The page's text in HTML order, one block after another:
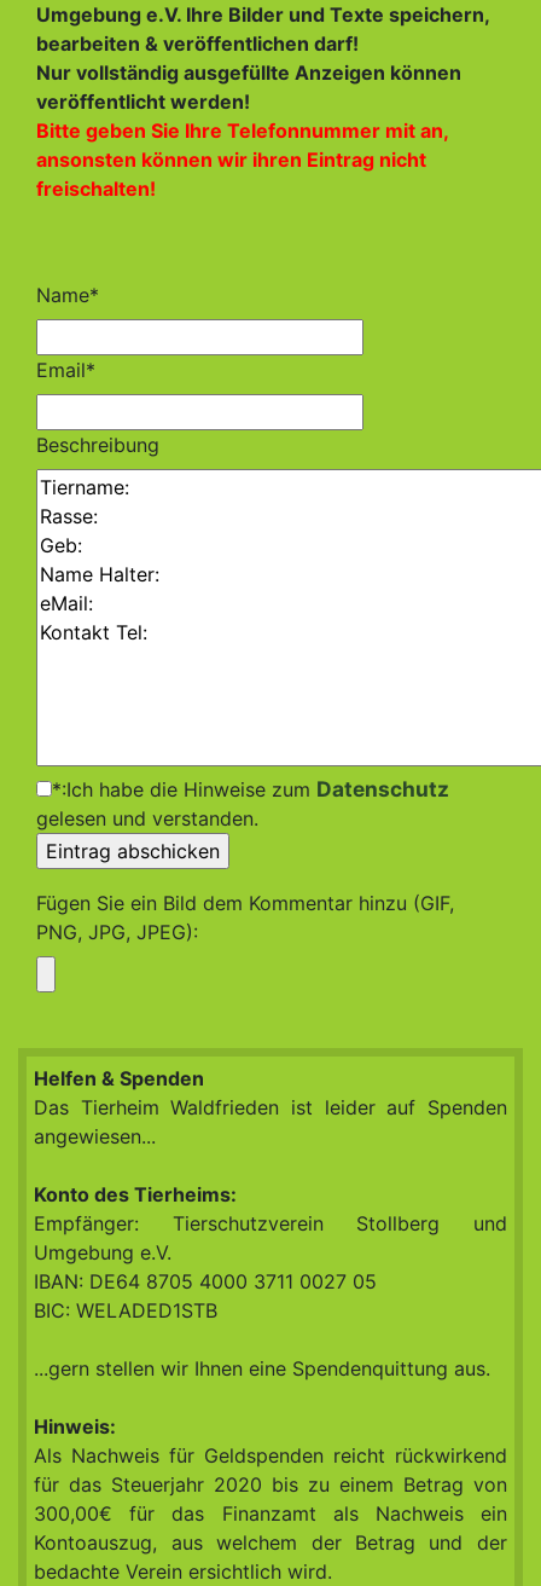
Umgebung e.V. Ihre Bilder und Texte speichern,
bearbeiten & veröffentlichen darf!
Nur vollständig ausgefüllte Anzeigen können
veröffentlicht werden!
Bitte geben Sie Ihre Telefonnummer mit an,
ansonsten können wir ihren Eintrag nicht
freischalten!
Name*
Email*
Beschreibung
*:Ich habe die Hinweise zum Datenschutz
gelesen und verstanden.
Fügen Sie ein Bild dem Kommentar hinzu (GIF,
PNG, JPG, JPEG):
Helfen & Spenden
Das Tierheim Waldfrieden ist leider auf Spenden
angewiesen...
Konto des Tierheims:
Empfänger: Tierschutzverein Stollberg und
Umgebung e.V.
IBAN: DE64 8705 4000 3711 0027 05
BIC: WELADED1STB
...gern stellen wir Ihnen eine Spendenquittung aus.
Hinweis:
Als Nachweis für Geldspenden reicht rückwirkend
für das Steuerjahr 2020 bis zu einem Betrag von
300,00€ für das Finanzamt als Nachweis ein
Kontoauszug, aus welchem der Betrag und der
bedachte Verein ersichtlich wird.